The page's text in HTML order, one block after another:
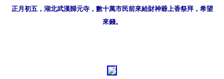
正月初五，湖北武漢歸元寺，數十萬市民前來給財神爺上香祭拜，希望
來錢。